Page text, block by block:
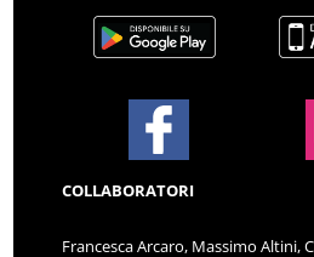
COLLABORATORI
Francesca Arcaro, Massimo Altini,